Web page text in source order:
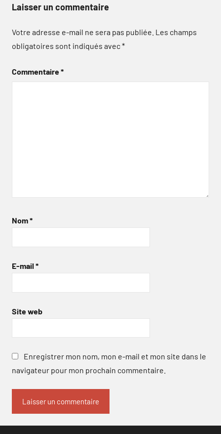
Laisser un commentaire
Votre adresse e-mail ne sera pas publiée. Les champs
obligatoires sont indiqués avec*
Commentaire*
Nom*
E-mail *
Site web
Enregistrer mon nom, mon e-mail et mon site dans le
navigateur pour mon prochain commentaire.